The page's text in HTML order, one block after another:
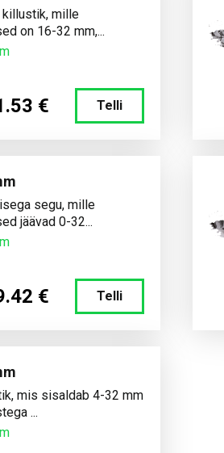
killustik, mille
on 16-32 mm,...
€ Telli
segu, mille
jäävad 0-32...
€ Telli
mis sisaldab 4-32 mm
...